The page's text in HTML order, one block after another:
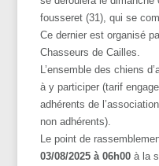
fousseret (31), qui se
Ce dernier est organisé
Chasseurs de Cailles.
L’ensemble des chiens
à y participer (tarif
adhérents de
non adhérents).
Le point de
03/08/2025 à 06h00 à la